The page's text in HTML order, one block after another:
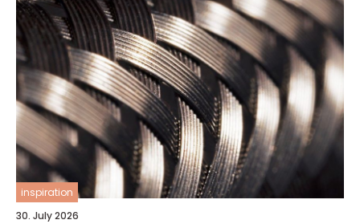
inspiration
30. July 2026